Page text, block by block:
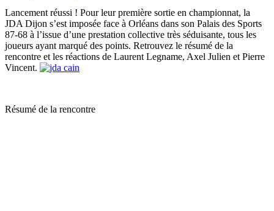
Lancement réussi ! Pour leur première sortie en championnat, la
JDA Dijon s’est imposée face à Orléans dans son Palais des Sports
87-68 à l’issue d’une prestation collective très séduisante, tous les
joueurs ayant marqué des points. Retrouvez le résumé de la
rencontre et les réactions de Laurent Legname, Axel Julien et Pierre
Vincent.
Résumé de la rencontre